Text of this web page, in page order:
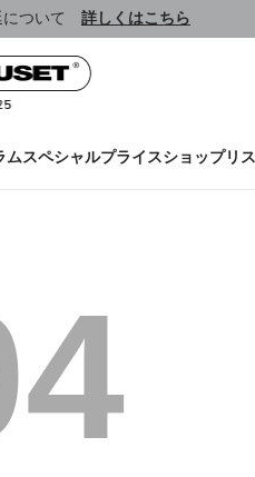
について 詳しくはこちら
ムスペシャルプライスショップリ